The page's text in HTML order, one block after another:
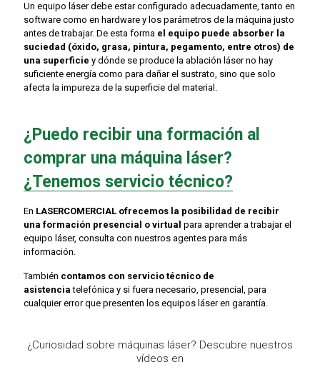
Un equipo láser debe estar configurado adecuadamente, tanto en
software como en hardware y los parámetros de la máquina justo
antes de trabajar. De esta forma el equipo puede absorber la
suciedad (óxido, grasa, pintura, pegamento, entre otros) de
una superficie y dónde se produce la ablación láser no hay
suficiente energía como para dañar el sustrato, sino que solo
afecta la impureza de la superficie del material.
¿Puedo recibir una formación al
comprar una máquina láser?
¿Tenemos servicio técnico?
En LASERCOMERCIAL ofrecemos la posibilidad de recibir
una formación presencial o virtual para aprender a trabajar el
equipo láser, consulta con nuestros agentes para más
información.
También contamos con servicio técnico de
asistencia telefónica y si fuera necesario, presencial, para
cualquier error que presenten los equipos láser en garantía.
¿Curiosidad sobre máquinas láser? Descubre nuestros
vídeos en